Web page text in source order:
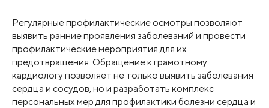
Регулярные профилактические осмотры позволяют
выявить ранние проявления заболеваний и провести
профилактические мероприятия для их
предотвращения. Обращение к грамотному
кардиологу позволяет не только выявить заболевания
сердца и сосудов, но и разработать комплекс
персональных мер для профилактики болезни сердца и